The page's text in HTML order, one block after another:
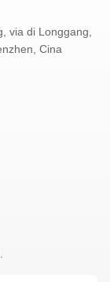
via di Longgang,
Cina